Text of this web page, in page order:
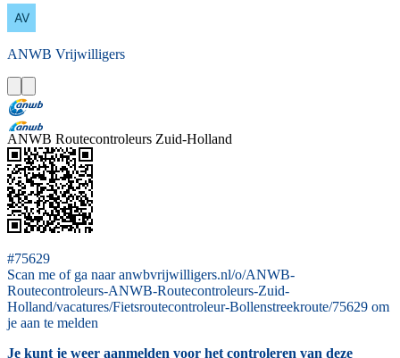
ANWB Vrijwilligers
ANWB Routecontroleurs Zuid-Holland
#75629
Scan me of ga naar anwbvrijwilligers.nl/o/ANWB-
Routecontroleurs-ANWB-Routecontroleurs-Zuid-
Holland/vacatures/Fietsroutecontroleur-Bollenstreekroute/75629 om
je aan te melden
Je kunt je weer aanmelden voor het controleren van deze